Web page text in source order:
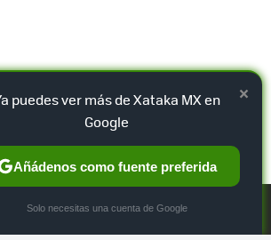
TWEET
×
puedes ver más de Xataka MX en
Google
Añádenos como fuente preferida
Solo necesitas una cuenta de Google